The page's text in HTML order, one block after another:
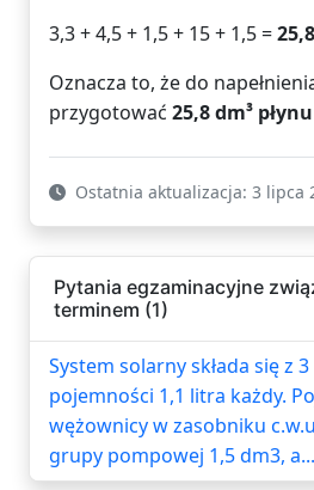
3,3 + 4,5 + 1,5 + 15 + 1,5 =
Oznacza to, że do
przygotować 25,8 dm³
Ostatnia aktualizacja: 3 lipca
Pytania egzaminacyjne
terminem (1)
System solarny składa się z
pojemności 1,1 litra każdy.
wężownicy w zasobniku
grupy pompowej 1,5 dm3, a...